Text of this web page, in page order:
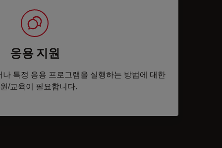
응용 지원
특정 응용 프로그램을 실행하는 방법에 대한
/교육이 필요합니다.